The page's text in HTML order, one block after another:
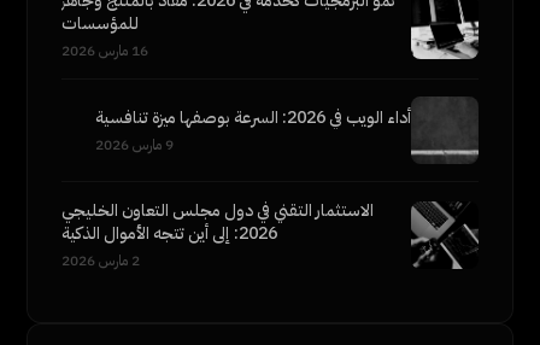
للمؤسسات
16 مارس 2026
أداء الويب في 2026: السرعة بوصفها ميزة تنافسية
9 مارس 2026
الاستثمار التقني في دول مجلس التعاون الخليجي
2026: إلى أين تتجه الأموال الذكية
2 مارس 2026